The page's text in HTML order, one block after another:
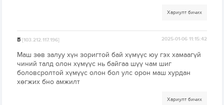
Хариулт бичих
Б[103.212.117.196] 2025-01-06 11:15:42
Маш зөв залуу хүн зоригтой бай хүмүүс юу гэх хамаагүй
чиний талд олон хүмүүс нь байгаа шүү чам шиг
боловсролтой хүмүүс олон бол улс орон маш хурдан
хөгжих бно амжилт
Хариулт бичих